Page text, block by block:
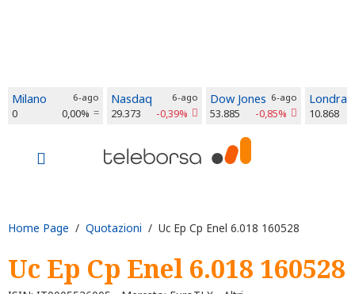
Milano 6-ago
0 0,00%
Nasdaq 6-ago
29.373 -0,39%
Dow Jones 6-ago
53.885 -0,85%
Londra
10.868
Home Page / Quotazioni / Uc Ep Cp Enel 6.018 160528
Uc Ep Cp Enel 6.018 160528